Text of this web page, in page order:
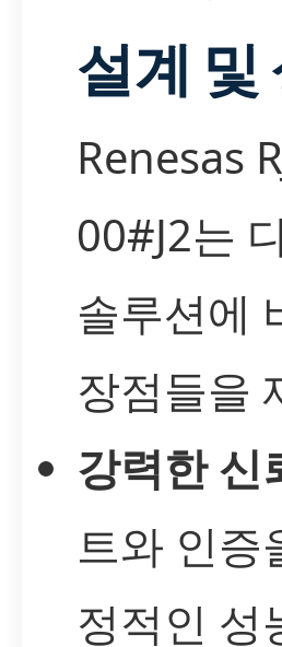
설계 및
Renesas
00#J2는
솔루션에
장점들을
강력한 신
트와 인증
정적인 성